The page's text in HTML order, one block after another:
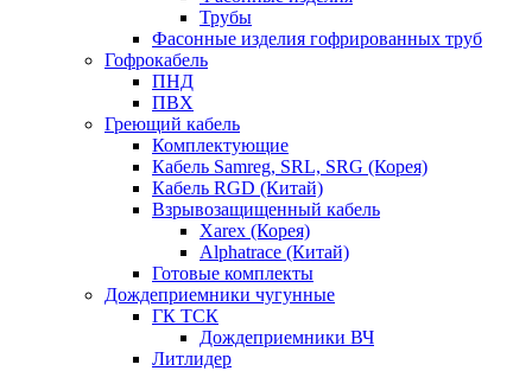
Трубы
Фасонные изделия гофрированных труб
Гофрокабель
ПНД
ПВХ
Греющий кабель
Комплектующие
Кабель Samreg, SRL, SRG (Корея)
Кабель RGD (Китай)
Взрывозащищенный кабель
Xarex (Корея)
Alphatrace (Китай)
Готовые комплекты
Дождеприемники чугунные
ГК ТСК
Дождеприемники ВЧ
Литлидер